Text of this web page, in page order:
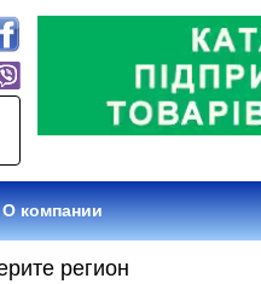
О компании
регион